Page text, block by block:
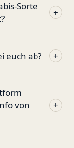
Sorte
+
euch ab? +
von
+